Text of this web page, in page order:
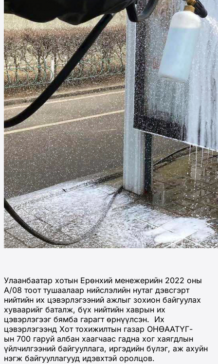
Улаанбаатар хотын Ерөнхий менежерийн 2022 оны
А/08 тоот тушаалаар нийслэлийн нутаг дэвсгэрт
нийтийн их цэвэрлэгээний ажлыг зохион байгуулах
хуваарийг баталж, бүх нийтийн хаврын их
цэвэрлэгээг бямба гарагт өрнүүлсэн. Их
цэвэрлэгээнд Хот тохижилтын газар ОНӨААТҮГ-
ын 700 гаруй албан хаагчаас гадна хог хаягдлын
үйлчилгээний байгууллага, иргэдийн бүлэг, аж ахуйн
нэгж байгууллагууд идэвхтэй оролцов.